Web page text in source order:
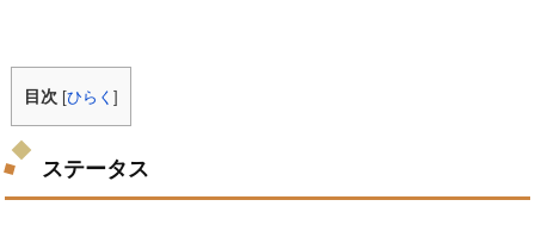
目次 [ひらく]
ステータス